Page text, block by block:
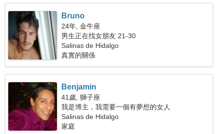
Bruno
24年, 金牛座
男生正在找女朋友 21-30
Salinas de Hidalgo
真實的關係
Benjamin
41歲, 獅子座
我是博主，我需要一個有夢想的女人
Salinas de Hidalgo
家庭